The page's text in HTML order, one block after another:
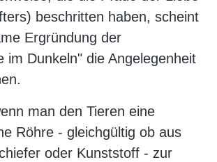
beschritten haben, scheint
Ergründung der
im Dunkeln" die Angelegenheit
man den Tieren eine
Röhre - gleichgültig ob aus
oder Kunststoff - zur